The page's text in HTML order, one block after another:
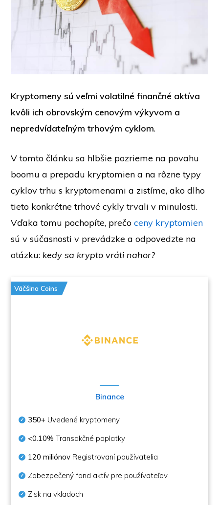
Kryptomeny sú veľmi volatilné finančné aktíva
kvôli ich obrovským cenovým výkyvom a
nepredvídateľným trhovým cyklom.
V tomto článku sa hlbšie pozrieme na povahu
boomu a prepadu kryptomien a na rôzne typy
cyklov trhu s kryptomenami a zistíme, ako dlho
tieto konkrétne trhové cykly trvali v minulosti.
Vďaka tomu pochopíte, prečoceny kryptomien
sú v súčasnosti v prevádzke a odpovedzte na
otázku: kedy sa krypto vráti nahor?
Väčšina Coins
Binance
350+ Uvedené kryptomeny
<0.10% Transakčné poplatky
120 miliónov Registrovaní používatelia
Zabezpečený fond aktív pre používateľov
Zisk na vkladoch